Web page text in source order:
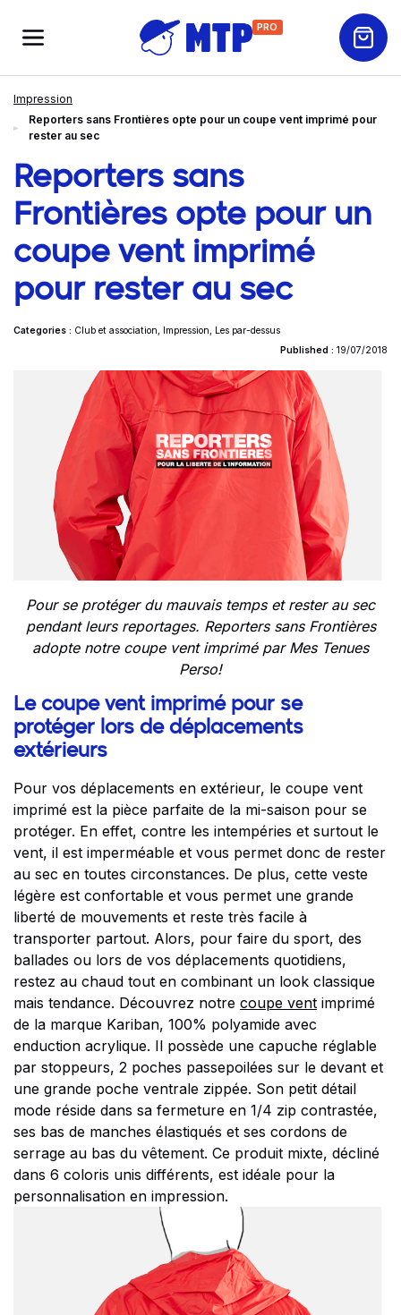
PRO
Impression
Reporters sans Frontières opte pour un coupe vent imprimé pour
rester au sec
Reporters sans
Frontières opte pour un
coupe vent imprimé
pour rester au sec
Categories : Club et association Impression
Les par-dessus
Published : 19/07/2018
Pour se protéger du mauvais temps et rester au sec
pendant leurs reportages. Reporters sans Frontières
adopte notre coupe vent imprimé par Mes Tenues
Perso!
Le coupe vent imprimé pour se
protéger lors de déplacements
extérieurs
Pour vos déplacements en extérieur, le coupe vent
imprimé est la pièce parfaite de la mi-saison pour se
protéger. En effet, contre les intempéries et surtout le
vent, il est imperméable et vous permet donc de rester
au sec en toutes circonstances. De plus, cette veste
légère est confortable et vous permet une grande
liberté de mouvements et reste très facile à
transporter partout. Alors, pour faire du sport, des
ballades ou lors de vos déplacements quotidiens,
restez au chaud tout en combinant un look classique
mais tendance. Découvrez notre coupe vent imprimé
de la marque Kariban, 100% polyamide avec
enduction acrylique. Il possède une capuche réglable
par stoppeurs, 2 poches passepoilées sur le devant et
une grande poche ventrale zippée. Son petit détail
mode réside dans sa fermeture en 1/4 zip contrastée,
ses bas de manches élastiqués et ses cordons de
serrage au bas du vêtement. Ce produit mixte, décliné
dans 6 coloris unis différents, est idéale pour la
personnalisation en impression.